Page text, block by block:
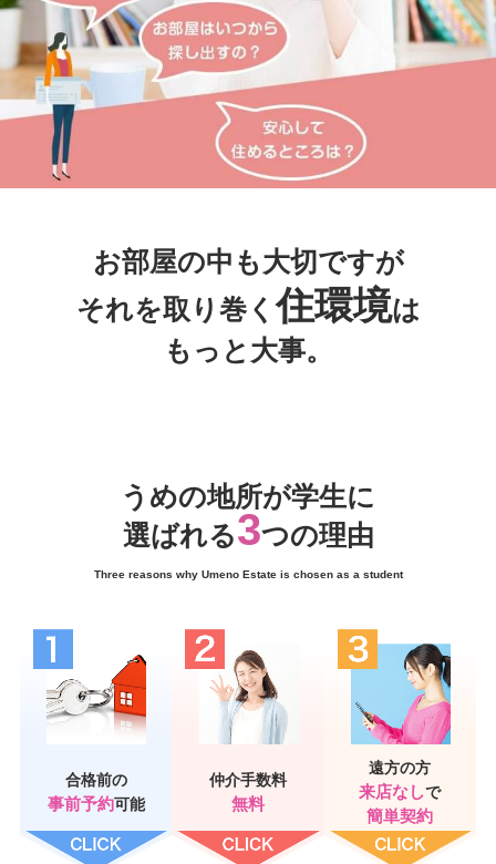
お部屋の中も大切ですが
それを取り巻く住環境は
もっと大事。
うめの地所が学生に
選ばれる3つの理由
Three reasons why Umeno Estate is chosen as a student
合格前の
事前予約可能
仲介手数料
無料
遠方の方
来店なしで
簡単契約